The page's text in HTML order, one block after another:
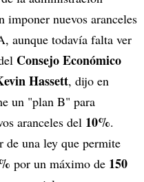
imponer nuevos aranceles
aunque todavía falta ver
Consejo Económico
Hassett, dijo en
un "plan B" para
aranceles del 10%.
de una ley que permite
por un máximo de 150